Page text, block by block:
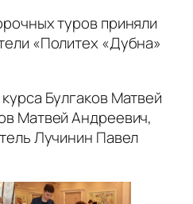
туров приняли
«Политех «Дубна»
Булгаков Матвей
Матвей Андреевич,
Лучинин Павел